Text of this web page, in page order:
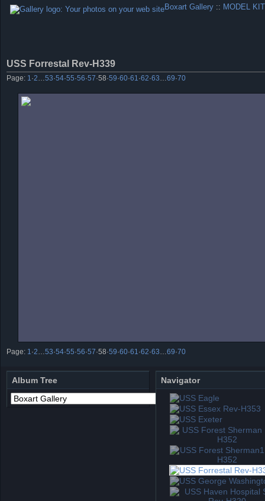
Boxart Gallery :: MODEL
USS Forrestal Rev-H339
Page: 1 ·2 53·54·55·56·57·58·59·60·61 ·62·63 69·70
Page: 1 ·2 53·54·55·56·57·58·59·60·61 ·62·63 69·70
Album Tree Navigator